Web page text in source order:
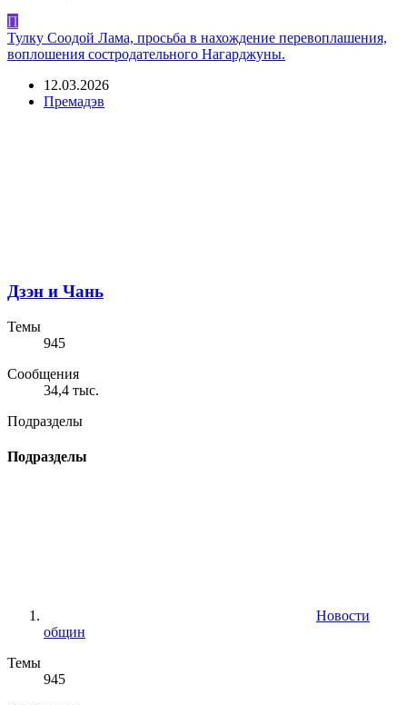
П
Тулку Соодой Лама, просьба в нахождение перевоплашения,
воплошения состродательного Нагарджуны.
12.03.2026
Премадэв
Дзэн и Чань
Темы
945
Сообщения
34,4 тыс.
Подразделы
Подразделы
Новости
общин
Темы
945